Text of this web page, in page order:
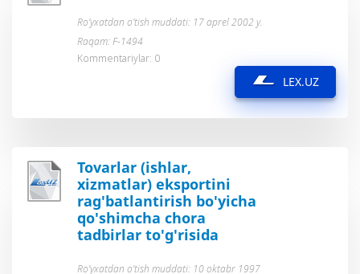
Ro’yxatdan o’tish muddati: 17 aprel 2002 y.
Raqam: F-1494
Kommentariylar: 0
LEX.UZ
Tovarlar (ishlar,
xizmatlar) eksportini
rag'batlantirish bo'yicha
qo'shimcha chora
tadbirlar to'g'risida
Ro’yxatdan o’tish muddati: 10 oktabr 1997